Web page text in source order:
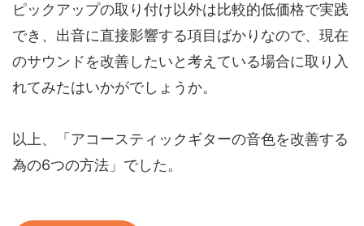
ピックアップの取り付け以外は比較的低価格で実践
でき、出音に直接影響する項目ばかりなので、現在
のサウンドを改善したいと考えている場合に取り入
れてみたはいかがでしょうか。
以上、「アコースティックギターの音色を改善する
為の6つの方法」でした。